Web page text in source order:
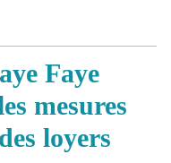
Faye
mesures
loyers